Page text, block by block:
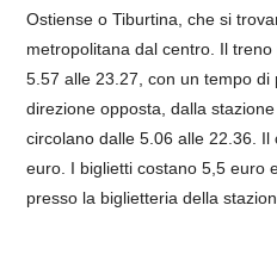
Ostiense o Tiburtina, che si
metropolitana dal centro. Il treno
5.57 alle 23.27, con un tempo
direzione opposta, dalla
circolano dalle 5.06 alle 22.36.
euro. I biglietti costano 5,5 euro
presso la biglietteria della